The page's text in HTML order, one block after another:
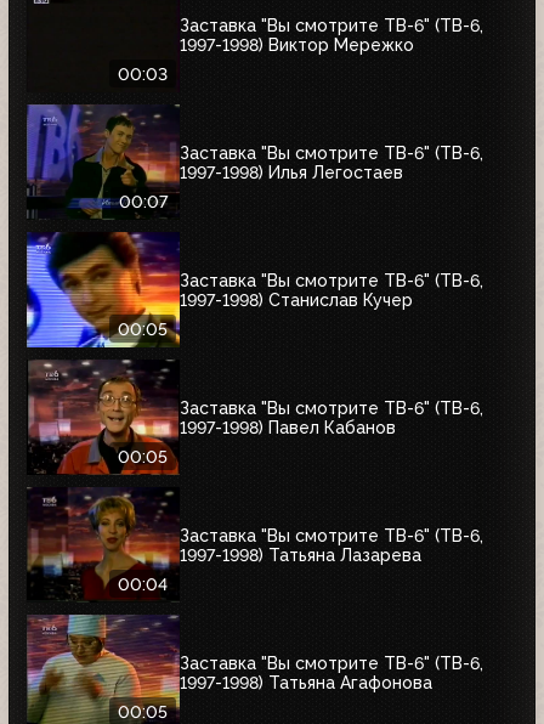
00:03
Заставка "Вы смотрите ТВ-6" (ТВ-6,
1997-1998) Виктор Мережко
00:07
Заставка "Вы смотрите ТВ-6" (ТВ-6,
1997-1998) Илья Легостаев
00:05
Заставка "Вы смотрите ТВ-6" (ТВ-6,
1997-1998) Станислав Кучер
00:05
Заставка "Вы смотрите ТВ-6" (ТВ-6,
1997-1998) Павел Кабанов
00:04
Заставка "Вы смотрите ТВ-6" (ТВ-6,
1997-1998) Татьяна Лазарева
00:05
Заставка "Вы смотрите ТВ-6" (ТВ-6,
1997-1998) Татьяна Агафонова